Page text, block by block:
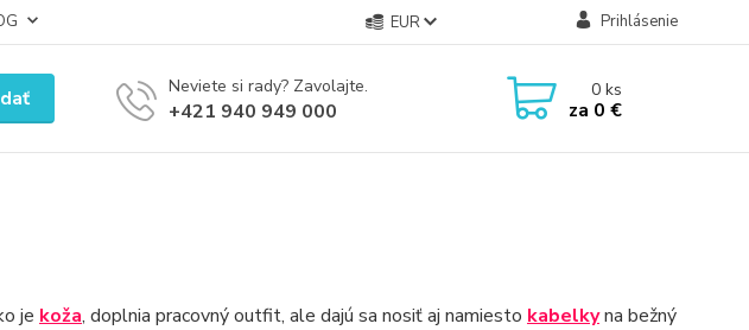
EUR Prihlásenie
Neviete si rady? Zavolajte.
+421 940 949 000
0ks
za 0 €
je koža, doplnia pracovný outfit, ale dajú sa nosiť aj namiesto kabelkyna bežný